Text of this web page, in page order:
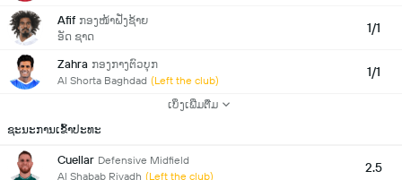
Afif ກອງໜ້າຝັ່ງຊ້າຍ
ອັດ ຊາດ
1/1
Zahra ກອງກາງຕົວບຸກ
Al Shorta Baghdad (Left the club)
1/1
ເບິ່ງເພີ່ມຕື່ມ
ຊະນະການເຂົ້າປະທະ
Cuellar Defensive Midfield
Al Shabab Riyadh (Left the club)
2.5